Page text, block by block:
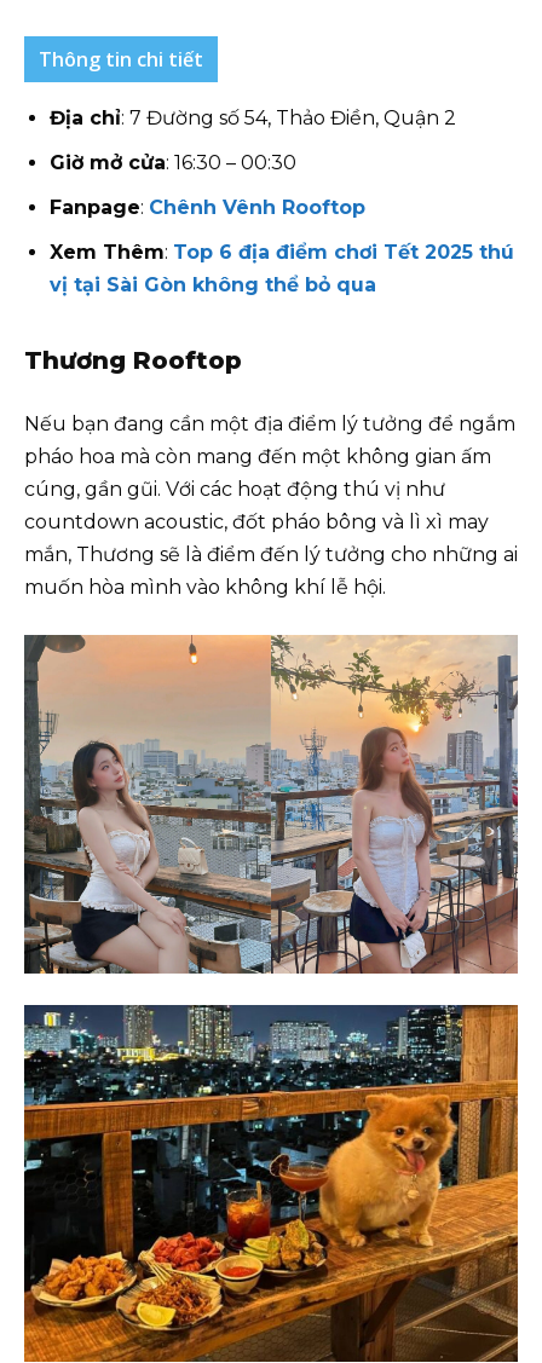
Thông tin chi tiết
Địa chỉ: 7 Đường số 54, Thảo Điền, Quận 2
Giờ mở cửa: 16:30 – 00:30
Fanpage: Chênh Vênh Rooftop
Xem Thêm: Top 6 địa điểm chơi Tết 2025 thú
vị tại Sài Gòn không thể bỏ qua
Thương Rooftop
Nếu bạn đang cần một địa điểm lý tưởng để ngắm
pháo hoa mà còn mang đến một không gian ấm
cúng, gần gũi. Với các hoạt động thú vị như
countdown acoustic, đốt pháo bông và lì xì may
mắn, Thương sẽ là điểm đến lý tưởng cho những ai
muốn hòa mình vào không khí lễ hội.